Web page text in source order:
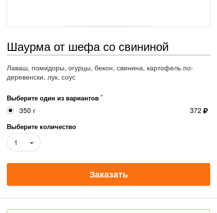
Шаурма от шефа со свининой
Лаваш, помидоры, огурцы, бекон, свинина, картофель по-
деревенски, лук, соус
Выберите один из вариантов
350 г 372
Выберите количество
1
Заказать